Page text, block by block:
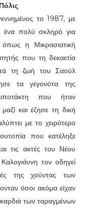
το 1987, με
ένα πολύ σκληρό για
η Μικρασιατική
που τη δεκαετία
τη ζωή του Σαούλ
τα γεγονότα της
που ήταν
και έζησε τη δική
με το χειρότερο
που κατέληξε
τις ακτές του Νέου
τον οδηγεί
της χούντας των
όσοι ακόμα είχαν
των ταραγμένων